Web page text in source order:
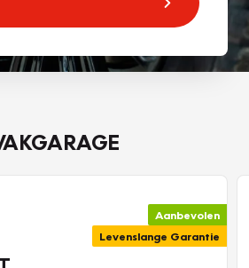
Aanbevolen
Levenslange Garantie